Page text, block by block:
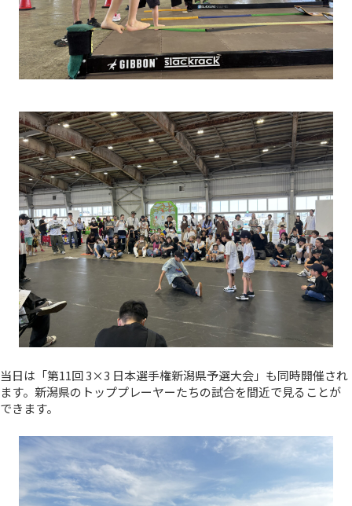
当日は「第11回 3×3 日本選手権新潟県予選大会」も同時開催され
ます。新潟県のトッププレーヤーたちの試合を間近で見ることが
できます。